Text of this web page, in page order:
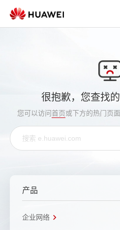
很抱歉，您查找
您可以访问首页或下方的热门页
产品
企业网络